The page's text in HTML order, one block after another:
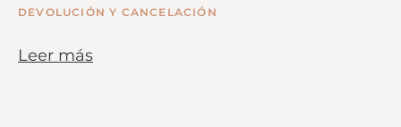
DEVOLUCIÓN Y CANCELACIÓN
Leer más